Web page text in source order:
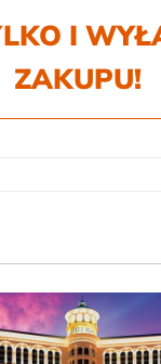
I
ZAKUPU!